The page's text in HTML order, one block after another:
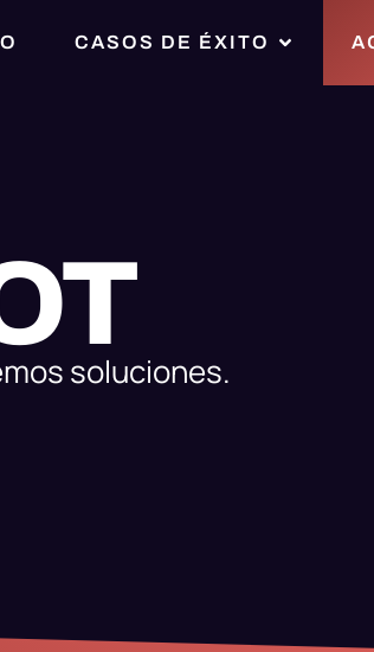
CASOS DE ÉXITO
soluciones.